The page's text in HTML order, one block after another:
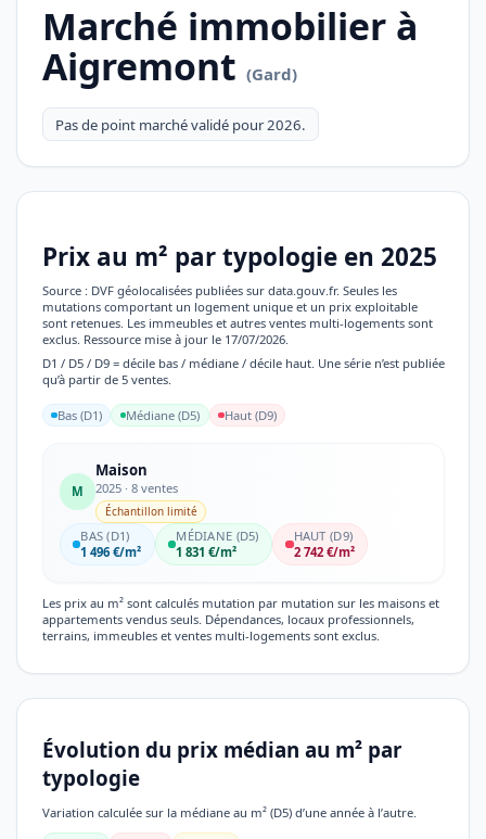
Marché immobilier à
Aigremont (Gard)
Pas de point marché validé pour 2026.
Prix au m² par typologie en 2025
Source : DVF géolocalisées publiées sur data.gouv.fr. Seules les
mutations comportant un logement unique et un prix exploitable
sont retenues. Les immeubles et autres ventes multi-logements sont
exclus. Ressource mise à jour le 17/07/2026.
D1 / D5 / D9 = décile bas / médiane / décile haut. Une série n’est publiée
qu’à partir de 5 ventes.
Bas (D1) Médiane (D5) Haut (D9)
M
Maison
2025 · 8 ventes
Échantillon limité
BAS (D1)
1 496 €/m²
MÉDIANE (D5)
1 831 €/m²
HAUT (D9)
2 742 €/m²
Les prix au m² sont calculés mutation par mutation sur les maisons et
appartements vendus seuls. Dépendances, locaux professionnels,
terrains, immeubles et ventes multi-logements sont exclus.
Évolution du prix médian au m² par
typologie
Variation calculée sur la médiane au m² (D5) d’une année à l’autre.